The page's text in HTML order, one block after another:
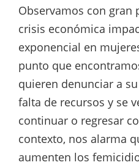
Observamos con gran
crisis económica
exponencial en
punto que
quieren denunciar a
falta de recursos y se
continuar o regresar
contexto, nos alarma
aumenten los